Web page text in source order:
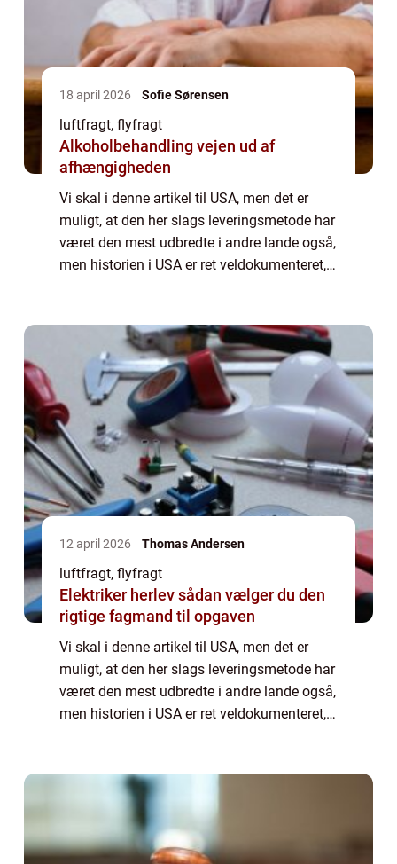
18 april 2026 Sofie Sørensen
luftfragt, flyfragt
Alkoholbehandling vejen ud af
afhængigheden
Vi skal i denne artikel til USA, men det er
muligt, at den her slags leveringsmetode har
været den mest udbredte i andre lande også,
men historien i USA er ret veldokumenteret,
12 april 2026 Thomas Andersen
luftfragt, flyfragt
Elektriker herlev sådan vælger du den
rigtige fagmand til opgaven
Vi skal i denne artikel til USA, men det er
muligt, at den her slags leveringsmetode har
været den mest udbredte i andre lande også,
men historien i USA er ret veldokumenteret,